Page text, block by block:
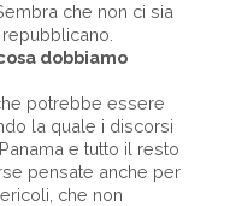
che non ci sia
dobbiamo
potrebbe essere
la quale i discorsi
e tutto il resto
pensate anche per
che non